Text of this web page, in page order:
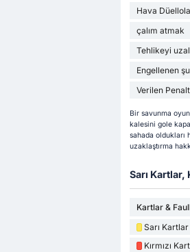
Hava
çalım atmak
Tehlikeyi
Engellenen
Verilen
Bir savunma
kalesini gole
sahada oldukları
uzaklaştırma
Sarı Kartlar,
Kartlar &
Sarı Kartlar
Kırmızı